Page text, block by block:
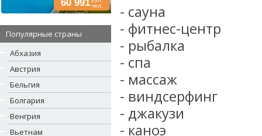
60 991чел.
Популярные страны
Абхазия
Австрия
Бельгия
Болгария
Венгрия
Вьетнам
- сауна
- фитнес-центр
- рыбалка
- спа
- массаж
- виндсерфинг
- джакузи
- каноэ